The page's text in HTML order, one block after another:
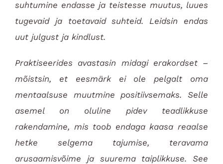
suhtumine endasse ja teistesse muutus, luues
tugevaid ja toetavaid suhteid. Leidsin endas
uut julgust ja kindlust.
Praktiseerides avastasin midagi erakordset –
mõistsin, et eesmärk ei ole pelgalt oma
mentaalsuse muutmine positiivsemaks. Selle
asemel on oluline pidev teadlikkuse
rakendamine, mis toob endaga kaasa reaalse
hetke selgema tajumise, teravama
arusaamisvõime ja suurema taiplikkuse. See